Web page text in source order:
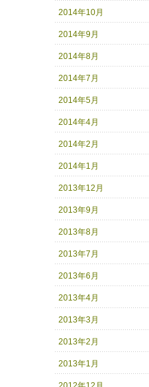
2014年10月
2014年9月
2014年8月
2014年7月
2014年5月
2014年4月
2014年2月
2014年1月
2013年12月
2013年9月
2013年8月
2013年7月
2013年6月
2013年4月
2013年3月
2013年2月
2013年1月